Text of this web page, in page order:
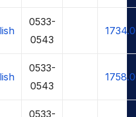
0533-
0543
0533-
0543
0533-